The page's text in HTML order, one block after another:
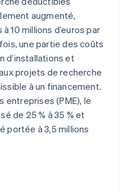
augmenté,
10 millions d’euros par
une partie des coûts
d’installations et
projets de recherche
à un financement.
entreprises (PME), le
de 25 % à 35 % et
portée à 3,5 millions